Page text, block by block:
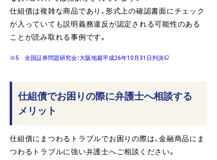
仕組債は複雑な商品であり、形式上の確認書面にチェック
が入っていても説明義務違反が認定される可能性のある
ことが読み取れる事例です。
※5 全国証券問題研究会：大阪地裁平成26年10月31日判決
仕組債でお困りの際に弁護士へ相談する
メリット
仕組債にまつわるトラブルでお困りの際は、金融商品にま
つわるトラブルに強い弁護士へご相談ください。